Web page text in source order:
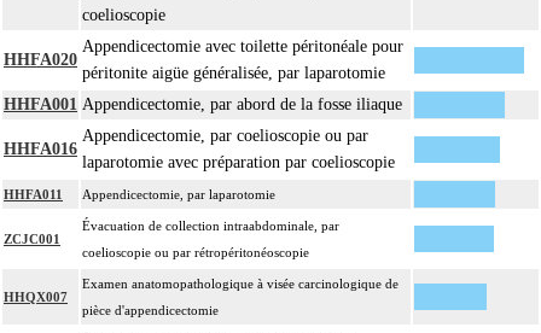
coelioscopie
HHFA020
Appendicectomie avec toilette péritonéale pour
péritonite aigüe généralisée, par laparotomie
HHFA001 Appendicectomie, par abord de la fosse iliaque
HHFA016
Appendicectomie, par coelioscopie ou par
laparotomie avec préparation par coelioscopie
HHFA011 Appendicectomie, par laparotomie
ZCJC001
Évacuation de collection intraabdominale, par
coelioscopie ou par rétropéritonéoscopie
HHQX007
Examen anatomopathologique à visée carcinologique de
pièce d'appendicectomie